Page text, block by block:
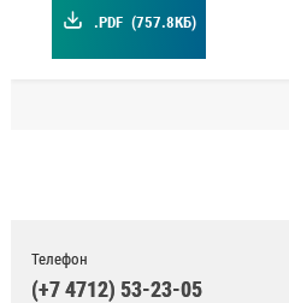
.PDF (757.8КБ)
Телефон
(+7 4712) 53-23-05